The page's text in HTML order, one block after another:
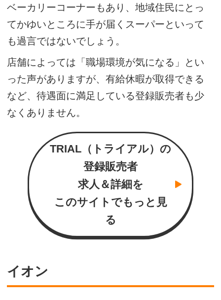
ベーカリーコーナーもあり、地域住民にとっ
てかゆいところに手が届くスーパーといって
も過言ではないでしょう。
店舗によっては「職場環境が気になる」とい
った声がありますが、有給休暇が取得できる
など、待遇面に満足している登録販売者も少
なくありません。
TRIAL（トライアル）の
登録販売者
求人＆詳細を
このサイトでもっと見
る
イオン